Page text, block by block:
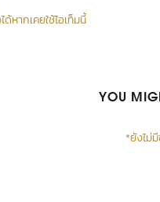
หากเคยใช้ไอเท็มนี้
YOU
*ยังไม่